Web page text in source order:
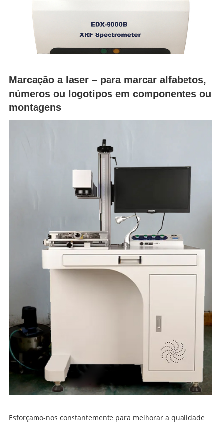
Marcação a laser – para marcar alfabetos,
números ou logotipos em componentes ou
montagens
Esforçamo-nos constantemente para melhorar a qualidade